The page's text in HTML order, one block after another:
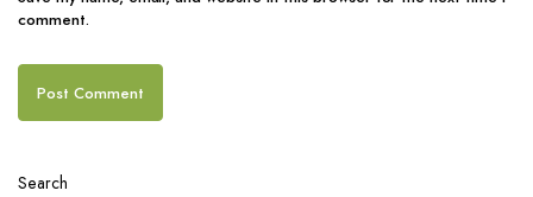
comment.
Search